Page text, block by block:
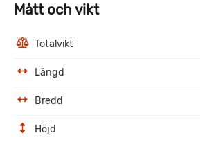
Mått och vikt
Totalvikt
Längd
Bredd
Höjd